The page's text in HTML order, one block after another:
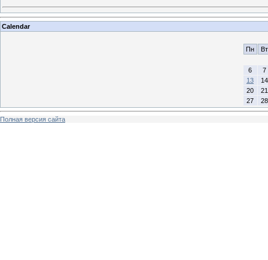
Calendar
Пн Вт
6
7
13
14
20
21
27
28
Полная версия сайта